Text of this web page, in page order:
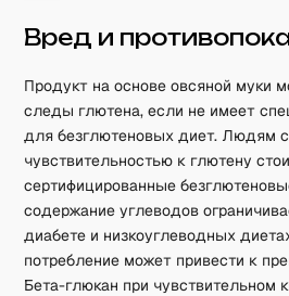
Вред и
Продукт на основе овсяной муки
следы глютена, если не имеет
для безглютеновых диет. Людям
чувствительностью к глютену
сертифицированные
содержание углеводов
диабете и низкоуглеводных
потребление может привести к
Бета-глюкан при чувствительном